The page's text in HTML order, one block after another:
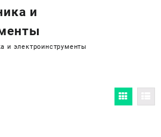
и
и электроинструменты